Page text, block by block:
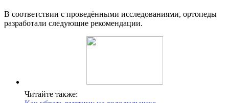
В соответствии с проведёнными исследованиями, ортопеды
разработали следующие рекомендации.
Читайте также: